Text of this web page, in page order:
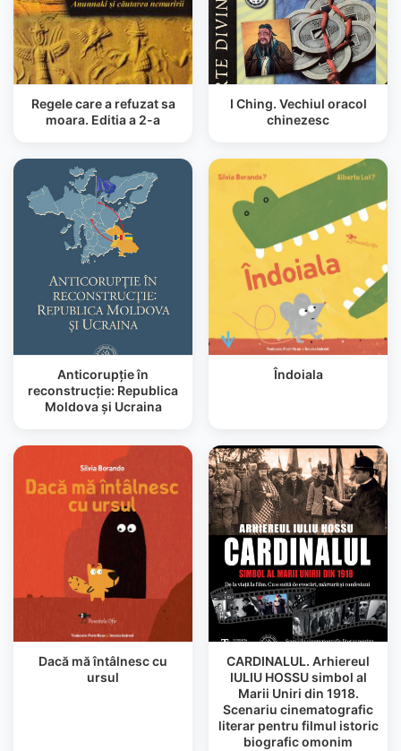
Regele care a refuzat sa
moara. Editia a 2-a
I Ching. Vechiul oracol
chinezesc
Anticorupţie în
reconstrucţie: Republica
Moldova şi Ucraina
Îndoiala
Dacă mă întâlnesc cu
ursul
CARDINALUL. Arhiereul
IULIU HOSSU simbol al
Marii Uniri din 1918.
Scenariu cinematografic
literar pentru filmul istoric
biografic omonim